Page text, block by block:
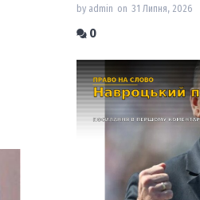
by admin on 31 Липня, 2026
0